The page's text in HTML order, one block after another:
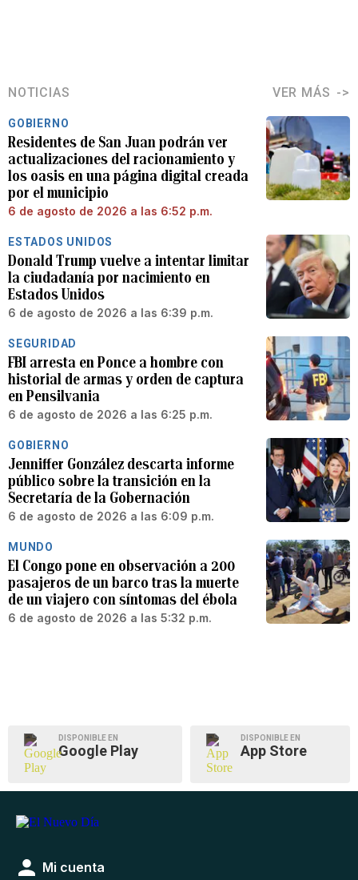
NOTICIAS VER MÁS
GOBIERNO
Residentes de San Juan podrán ver
actualizaciones del racionamiento y
los oasis en una página digital creada
por el municipio
6 de agosto de 2026 a las 6:52 p.m.
ESTADOS UNIDOS
Donald Trump vuelve a intentar limitar
la ciudadanía por nacimiento en
Estados Unidos
6 de agosto de 2026 a las 6:39 p.m.
SEGURIDAD
FBI arresta en Ponce a hombre con
historial de armas y orden de captura
en Pensilvania
6 de agosto de 2026 a las 6:25 p.m.
GOBIERNO
Jenniffer González descarta informe
público sobre la transición en la
Secretaría de la Gobernación
6 de agosto de 2026 a las 6:09 p.m.
MUNDO
El Congo pone en observación a 200
pasajeros de un barco tras la muerte
de un viajero con síntomas del ébola
6 de agosto de 2026 a las 5:32 p.m.
DISPONIBLE EN
Google Play
DISPONIBLE EN
App Store
Mi cuenta